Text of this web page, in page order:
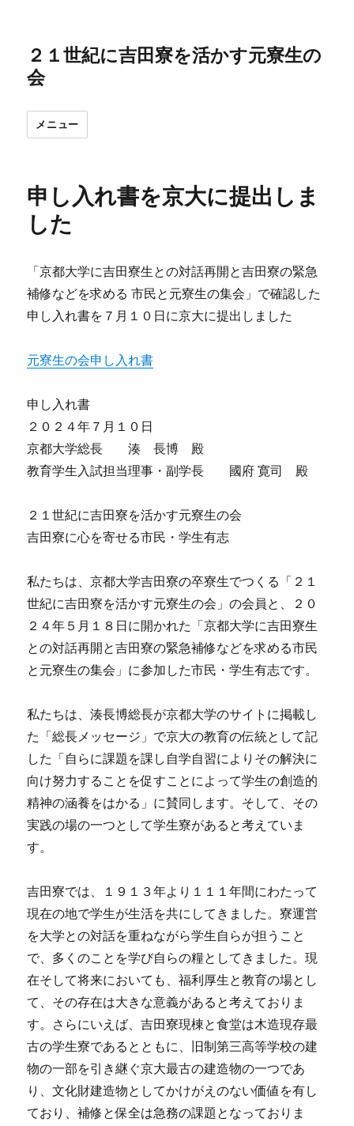
２１世紀に吉田寮を活かす元寮生の
会
メニュー
申し入れ書を京大に提出しま
した
「京都大学に吉田寮生との対話再開と吉田寮の緊急
補修などを求める 市民と元寮生の集会」で確認した
申し入れ書を７月１０日に京大に提出しました
元寮生の会申し入れ書
申し入れ書
２０２４年７月１０日
京都大学総長 湊 長博 殿
教育学生入試担当理事・副学長 國府 寛司 殿
２１世紀に吉田寮を活かす元寮生の会
吉田寮に心を寄せる市民・学生有志
私たちは、京都大学吉田寮の卒寮生でつくる「２１
世紀に吉田寮を活かす元寮生の会」の会員と、２０
２４年５月１８日に開かれた「京都大学に吉田寮生
との対話再開と吉田寮の緊急補修などを求める市民
と元寮生の集会」に参加した市民・学生有志です。
私たちは、湊長博総長が京都大学のサイトに掲載し
た「総長メッセージ」で京大の教育の伝統として記
した「自らに課題を課し自学自習によりその解決に
向け努力することを促すことによって学生の創造的
精神の涵養をはかる」に賛同します。そして、その
実践の場の一つとして学生寮があると考えていま
す。
吉田寮では、１９１３年より１１１年間にわたって
現在の地で学生が生活を共にしてきました。寮運営
を大学との対話を重ねながら学生自らが担うこと
で、多くのことを学び自らの糧としてきました。現
在そして将来においても、福利厚生と教育の場とし
て、その存在は大きな意義があると考えておりま
す。さらにいえば、吉田寮現棟と食堂は木造現存最
古の学生寮であるとともに、旧制第三高等学校の建
物の一部を引き継ぐ京大最古の建造物の一つであ
り、文化財建造物としてかけがえのない価値を有し
ており、補修と保全は急務の課題となっておりま